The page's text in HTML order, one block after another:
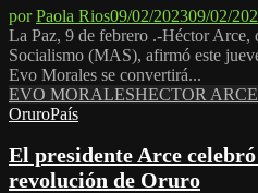
porPaola Rios09/02/202309/02/
La Paz, 9 de febrero .-Héctor
Socialismo (MAS), afirmó este
Evo Morales se convertirá...
EVO MORALESHECTOR ARCE
OruroPaís
El presidente Arce celebró
revolución de Oruro